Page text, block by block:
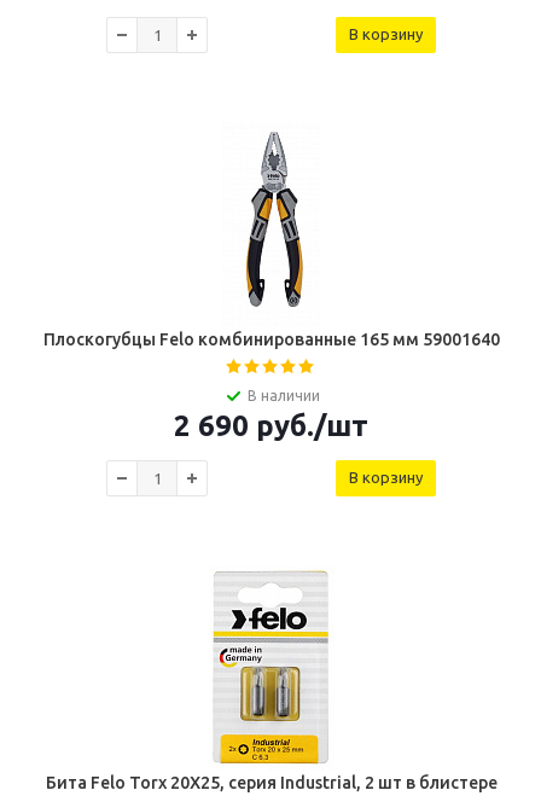
В корзину
Плоскогубцы Felo комбинированные 165 мм 59001640
В наличии
2 690 руб./шт
В корзину
Бита Felo Torx 20X25, серия Industrial, 2 шт в блистере